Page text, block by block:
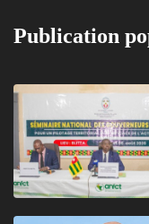
Publication